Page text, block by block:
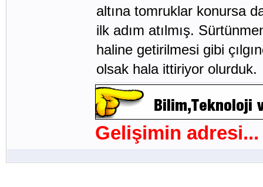
altına tomruklar konursa
ilk adım atılmış.
haline getirilmesi gibi
olsak hala ittiriyor olurduk.
Gelişimin adresi...